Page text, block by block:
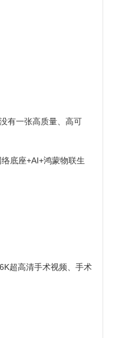
有一张高质量、高可
底座+AI+鸿蒙物联生
超高清手术视频、手术